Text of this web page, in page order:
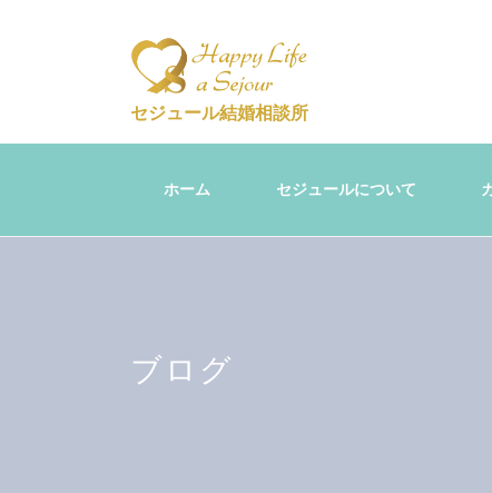
セジュール結婚相談所
ホーム セジュールについて
ブログ